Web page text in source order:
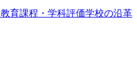
教育課程・学科評価学校の沿革